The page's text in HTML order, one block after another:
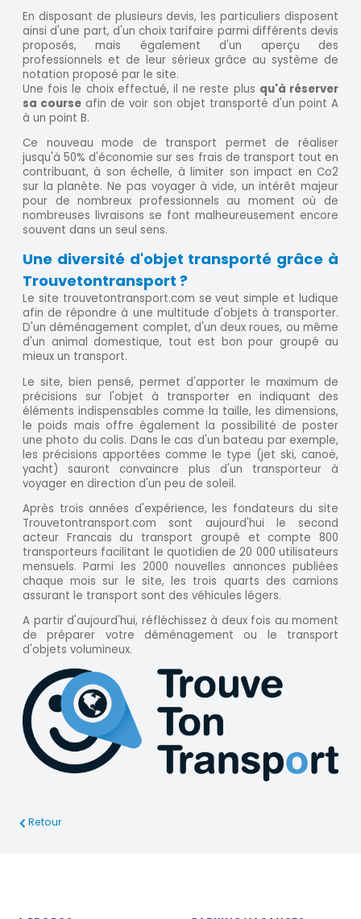
En disposant de plusieurs devis, les particuliers disposent
ainsi d'une part, d'un choix tarifaire parmi différents devis
proposés, mais également d'un aperçu des
professionnels et de leur sérieux grâce au système de
notation proposé par le site.
Une fois le choix effectué, il ne reste plus qu'à réserver
sa course afin de voir son objet transporté d'un point A
à un point B.
Ce nouveau mode de transport permet de réaliser
jusqu'à 50% d'économie sur ses frais de transport tout en
contribuant, à son échelle, à limiter son impact en Co2
sur la planète. Ne pas voyager à vide, un intérêt majeur
pour de nombreux professionnels au moment où de
nombreuses livraisons se font malheureusement encore
souvent dans un seul sens.
Une diversité d'objet transporté grâce à
Trouvetontransport ?
Le site trouvetontransport.com se veut simple et ludique
afin de répondre à une multitude d'objets à transporter.
D'un déménagement complet, d'un deux roues, ou même
d'un animal domestique, tout est bon pour groupé au
mieux un transport.
Le site, bien pensé, permet d'apporter le maximum de
précisions sur l'objet à transporter en indiquant des
éléments indispensables comme la taille, les dimensions,
le poids mais offre également la possibilité de poster
une photo du colis. Dans le cas d'un bateau par exemple,
les précisions apportées comme le type (jet ski, canoë,
yacht) sauront convaincre plus d'un transporteur à
voyager en direction d'un peu de soleil.
Après trois années d'expérience, les fondateurs du site
Trouvetontransport.com sont aujourd'hui le second
acteur Francais du transport groupé et compte 800
transporteurs facilitant le quotidien de 20 000 utilisateurs
mensuels. Parmi les 2000 nouvelles annonces publiées
chaque mois sur le site, les trois quarts des camions
assurant le transport sont des véhicules légers.
A partir d'aujourd'hui, réfléchissez à deux fois au moment
de préparer votre déménagement ou le transport
d'objets volumineux.
Retour